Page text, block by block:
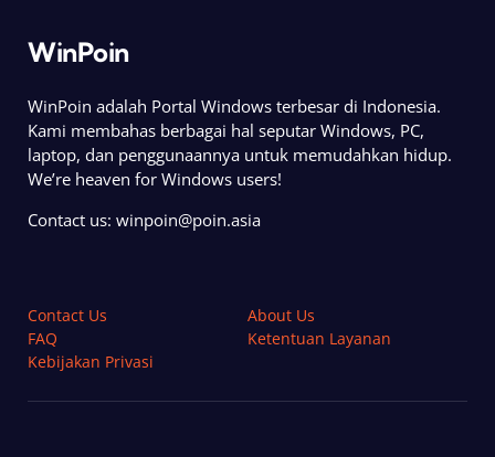
WinPoin
WinPoin adalah Portal Windows terbesar di Indonesia.
Kami membahas berbagai hal seputar Windows, PC,
laptop, dan penggunaannya untuk memudahkan hidup.
We’re heaven for Windows users!
Contact us: winpoin@poin.asia
Contact Us
About Us
FAQ
Ketentuan Layanan
Kebijakan Privasi